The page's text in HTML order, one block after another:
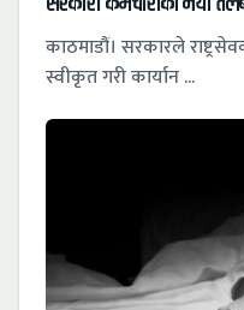
काठमाडौं। सरकारले
स्वीकृत गरी कार्यान ...